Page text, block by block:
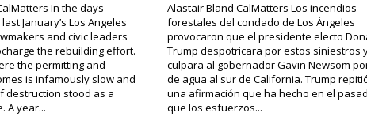
In the days
January’s Los Angeles
and civic leaders
the rebuilding effort.
the permitting and
is infamously slow and
destruction stood as a
A year...
Alastair Bland CalMatters Los incendios
forestales del condado de Los Ángeles
provocaron que el presidente electo
Trump despotricara por estos siniestros
culpara al gobernador Gavin Newsom
de agua al sur de California. Trump
una afirmación que ha hecho en el
que los esfuerzos...